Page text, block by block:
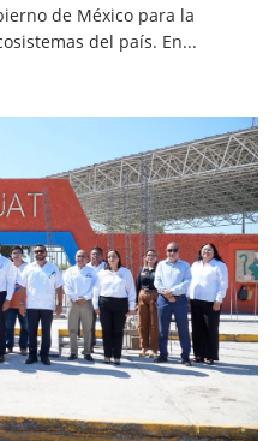
de México para la
del país. En...